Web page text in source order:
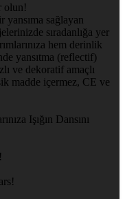
olun!
yansıma sağlayan
sıradanlığa yer
hem derinlik
yansıtma (reflectif)
ve dekoratif amaçlı
madde içermez, CE ve
Işığın Dansını